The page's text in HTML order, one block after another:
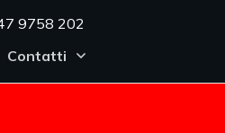
9758 202
Contatti